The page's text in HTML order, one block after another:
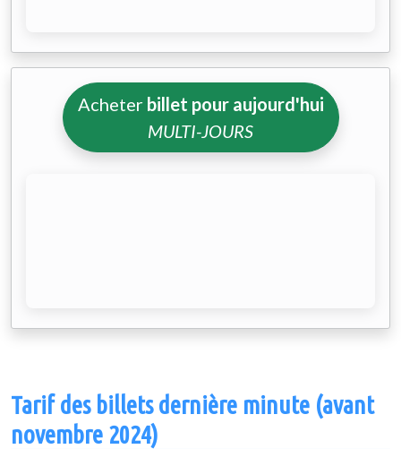
Acheter billet pour aujourd'hui
MULTI-JOURS
Tarif des billets dernière minute (avant
novembre 2024)